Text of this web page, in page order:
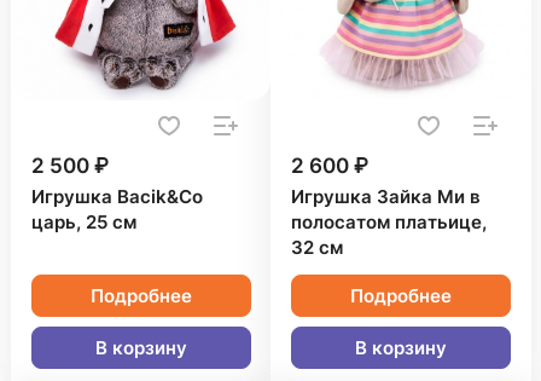
2 500 ₽
Игрушка Bacik&Co
царь, 25 см
Подробнее
В корзину
2 600 ₽
Игрушка Зайка Ми в
полосатом платьице,
32 см
Подробнее
В корзину